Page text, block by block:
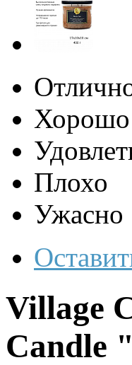
Хорошо
Плохо
Ужасно
Village
Candle